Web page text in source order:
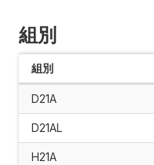
組別
組別
D21A
D21AL
H21A